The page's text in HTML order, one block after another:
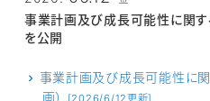
事業計画及び成長可能性に関す
を公開
事業計画及び成長可能性に
画）
[2026/6/12更新]